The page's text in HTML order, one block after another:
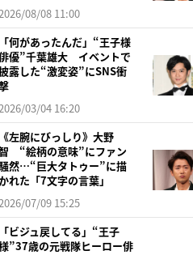
08/08 11:00
「何があったんだ」“王子様
優”千葉雄大 イベントで
露した“激変姿”にSNS衝
03/04 16:20
《左腕にびっしり》大野
“絵柄の意味”にファン
然…“巨大タトゥー”に描
れた「7文字の言葉」
07/09 15:25
「ビジュ戻してる」“王子
”37歳の元戦隊ヒーロー俳